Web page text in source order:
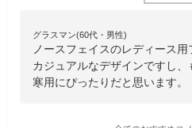
グラスマン(60代・男性)
ノースフェイスのレディース用
カジュアルなデザインですし
寒用にぴったりだと思います。